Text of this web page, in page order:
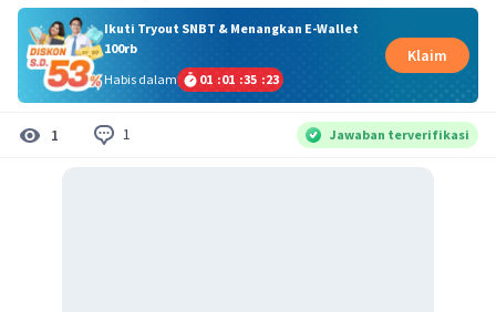
Ikuti Tryout SNBT & Menangkan E-Wallet
100rb
Habis dalam
01 :01 :35 :23
Klaim
1 1 Jawaban terverifikasi